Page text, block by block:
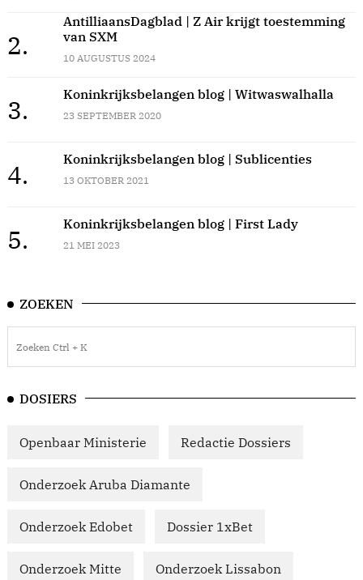
2.
AntilliaansDagblad | Z Air krijgt toestemming
van SXM
10 AUGUSTUS 2024
3.
Koninkrijksbelangen blog | Witwaswalhalla
23 SEPTEMBER 2020
4.
Koninkrijksbelangen blog | Sublicenties
13 OKTOBER 2021
5.
Koninkrijksbelangen blog | First Lady
21 MEI 2023
ZOEKEN
DOSIERS
Openbaar Ministerie Redactie Dossiers
Onderzoek Aruba Diamante
Onderzoek Edobet Dossier 1xBet
Onderzoek Mitte Onderzoek Lissabon